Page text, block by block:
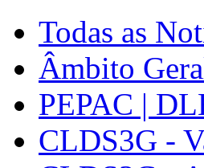
Todas as
Âmbito
PEPAC |
CLDS3G -